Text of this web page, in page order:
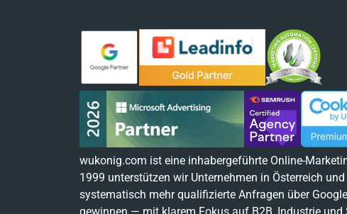
wukonig.com ist eine inhabergeführte Online-
1999 unterstützen wir Unternehmen in Österreich
systematisch mehr qualifizierte Anfragen über